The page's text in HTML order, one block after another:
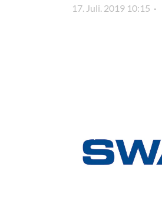
17. Juli. 2019 10:15